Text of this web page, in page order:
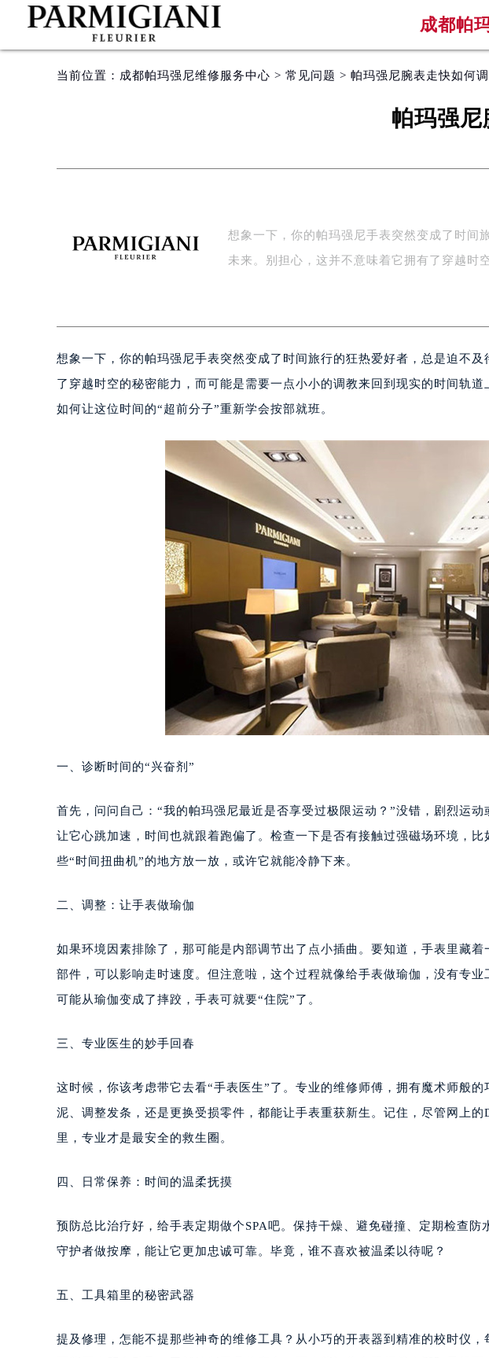
成都帕
当前位置： 成都帕玛强尼维修服务中心 > 常见问题 > 帕玛强尼腕表走快如何
帕玛强
想象一下，你的帕玛强尼手表突然变成了时间
未来。别担心，这并不意味着它拥有了穿越时
想象一下，你的帕玛强尼手表突然变成了时间旅行的狂热爱好者，总是迫不
了穿越时空的秘密能力，而可能是需要一点小小的调教来回到现实的时间轨
如何让这位时间的“超前分子”重新学会按部就班。
一、诊断时间的“兴奋剂”
首先，问问自己：“我的帕玛强尼最近是否享受过极限运动？”没错，剧烈运
让它心跳加速，时间也就跟着跑偏了。检查一下是否有接触过强磁场环境，
些“时间扭曲机”的地方放一放，或许它就能冷静下来。
二、调整：让手表做瑜伽
如果环境因素排除了，那可能是内部调节出了点小插曲。要知道，手表里藏
部件，可以影响走时速度。但注意啦，这个过程就像给手表做瑜伽，没有专
可能从瑜伽变成了摔跤，手表可就要“住院”了。
三、专业医生的妙手回春
这时候，你该考虑带它去看“手表医生”了。专业的维修师傅，拥有魔术师般
泥、调整发条，还是更换受损零件，都能让手表重获新生。记住，尽管网上
里，专业才是最安全的救生圈。
四、日常保养：时间的温柔抚摸
预防总比治疗好，给手表定期做个SPA吧。保持干燥、避免碰撞、定期检查
守护者做按摩，能让它更加忠诚可靠。毕竟，谁不喜欢被温柔以待呢？
五、工具箱里的秘密武器
提及修理，怎能不提那些神奇的维修工具？从小巧的开表器到精准的校时仪